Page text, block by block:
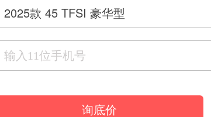
2025款 45 TFSI 豪华型
询底价